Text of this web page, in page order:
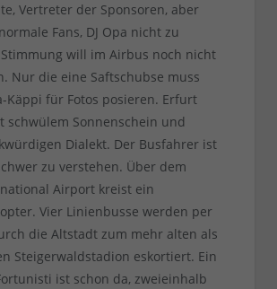
Vertreter der Sponsoren, aber
Fans, DJ Opa nicht zu
will im Airbus noch nicht
Nur die eine Saftschubse muss
Käppi für Fotos posieren. Erfurt
schwülem Sonnenschein und
Dialekt. Der Busfahrer ist
zu verstehen. Über dem
Airport kreist ein
Vier Linienbusse werden per
die Altstadt zum mehr alten als
Steigerwaldstadion eskortiert. Ein
ist schon da, zweieinhalb